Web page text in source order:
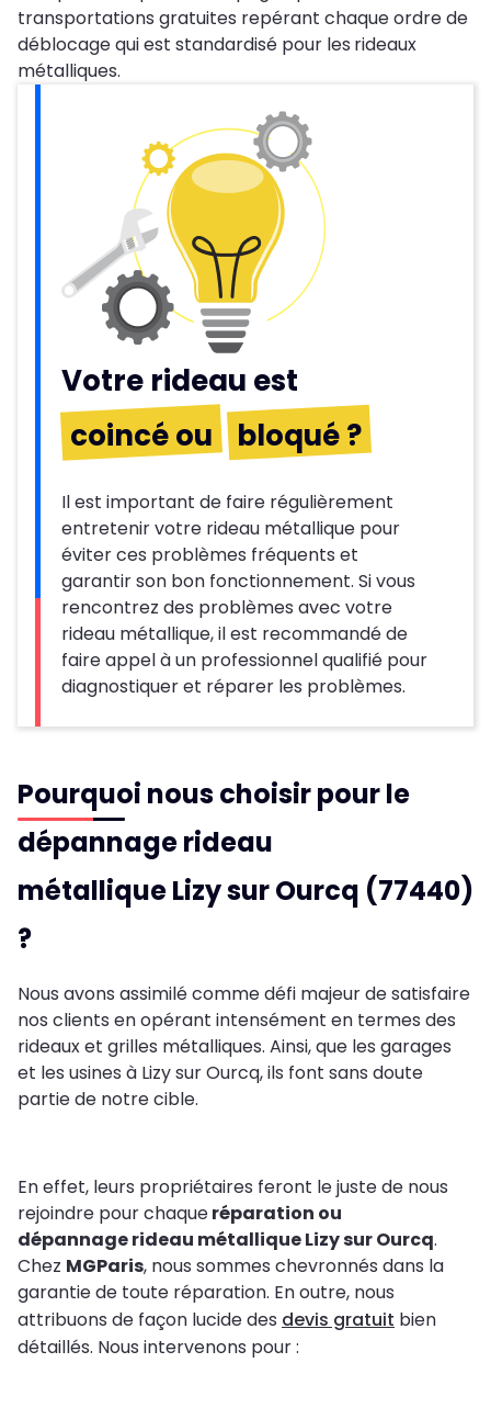
transportations gratuites repérant chaque ordre de
déblocage qui est standardisé pour les rideaux
métalliques.
Votre rideau est
coincé ou
bloqué ?
Il est important de faire régulièrement
entretenir votre rideau métallique pour
éviter ces problèmes fréquents et
garantir son bon fonctionnement. Si vous
rencontrez des problèmes avec votre
rideau métallique, il est recommandé de
faire appel à un professionnel qualifié pour
diagnostiquer et réparer les problèmes.
Pourquoi nous choisir pour le
dépannage rideau
métallique Lizy sur Ourcq (77440)
?
Nous avons assimilé comme défi majeur de satisfaire
nos clients en opérant intensément en termes des
rideaux et grilles métalliques. Ainsi, que les garages
et les usines à Lizy sur Ourcq, ils font sans doute
partie de notre cible.
En effet, leurs propriétaires feront le juste de nous
rejoindre pour chaqueréparation ou
dépannage rideau métallique Lizy sur Ourcq.
Chez MGParis, nous sommes chevronnés dans la
garantie de toute réparation. En outre, nous
attribuons de façon lucide des devis gratuit bien
détaillés. Nous intervenons pour :